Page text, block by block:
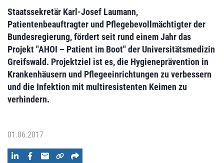
Staatssekretär Karl-Josef Laumann,
Patientenbeauftragter und Pflegebevollmächtigter der
Bundesregierung, fördert seit rund einem Jahr das
Projekt "AHOI – Patient im Boot" der Universitätsmedizin
Greifswald. Projektziel ist es, die Hygieneprävention in
Krankenhäusern und Pflegeeinrichtungen zu verbessern
und die Infektion mit multiresistenten Keimen zu
verhindern.
01.06.2017